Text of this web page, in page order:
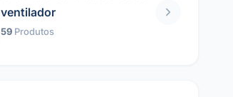
ventilador
59 Produtos